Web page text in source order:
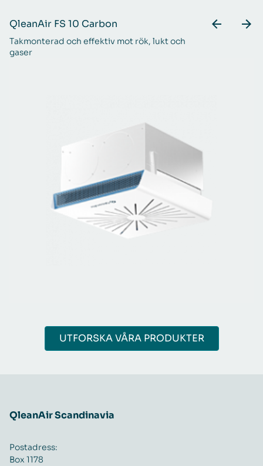
QleanAir FS 10 Carbon
Takmonterad och effektiv mot rök, lukt och
gaser
UTFORSKA VÅRA PRODUKTER
QleanAir Scandinavia
Postadress:
Box 1178